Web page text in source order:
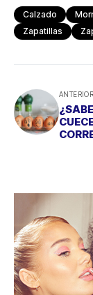
Calzado
Zapatillas
ANTERIOR